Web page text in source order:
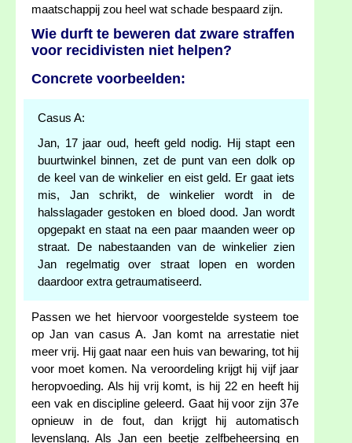
maatschappij zou heel wat schade bespaard zijn.
Wie durft te beweren dat zware straffen
voor recidivisten niet helpen?
Concrete voorbeelden:
Casus A:
Jan, 17 jaar oud, heeft geld nodig. Hij stapt een
buurtwinkel binnen, zet de punt van een dolk op
de keel van de winkelier en eist geld. Er gaat iets
mis, Jan schrikt, de winkelier wordt in de
halsslagader gestoken en bloed dood. Jan wordt
opgepakt en staat na een paar maanden weer op
straat. De nabestaanden van de winkelier zien
Jan regelmatig over straat lopen en worden
daardoor extra getraumatiseerd.
Passen we het hiervoor voorgestelde systeem toe
op Jan van casus A. Jan komt na arrestatie niet
meer vrij. Hij gaat naar een huis van bewaring, tot hij
voor moet komen. Na veroordeling krijgt hij vijf jaar
heropvoeding. Als hij vrij komt, is hij 22 en heeft hij
een vak en discipline geleerd. Gaat hij voor zijn 37e
opnieuw in de fout, dan krijgt hij automatisch
levenslang. Als Jan een beetje zelfbeheersing en